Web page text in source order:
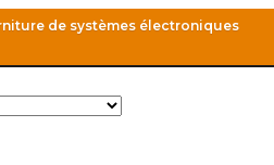
de systèmes électroniques